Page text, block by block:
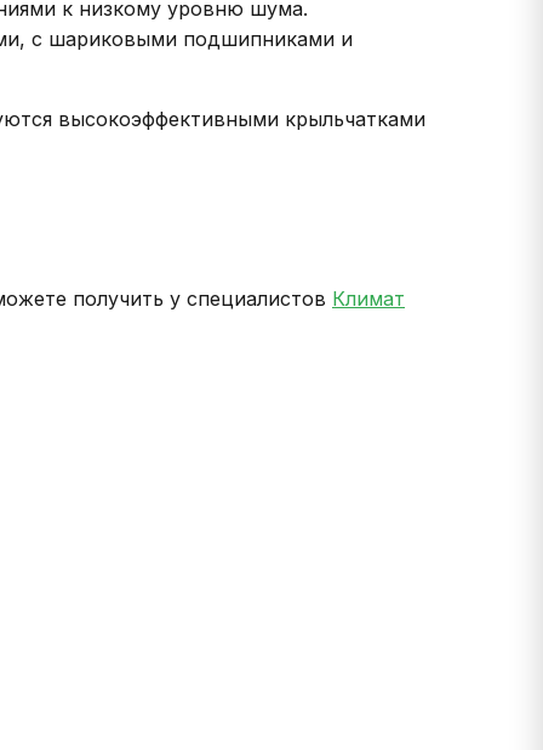
к низкому уровню шума.
с шариковыми подшипниками и
высокоэффективными крыльчатками
получить у специалистов Климат